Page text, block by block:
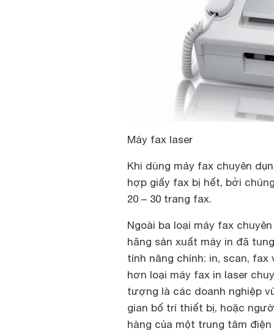
Máy fax laser
Khi dùng máy fax chuyên
hợp giấy fax bị hết, bởi
20 – 30 trang fax.
Ngoài ba loại máy fax
hãng sản xuất máy in đã
tính năng chính: in, scan,
hơn loại máy fax in laser
tượng là các doanh nghiệp
gian bố trí thiết bị, hoặc
hàng của một trung tâm